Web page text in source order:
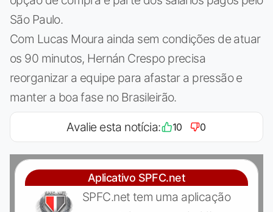
São Paulo.
Com Lucas Moura ainda sem condições de atuar
os 90 minutos, Hernán Crespo precisa
reorganizar a equipe para afastar a pressão e
manter a boa fase no Brasileirão.
Avalie esta notícia: 10 0
Aplicativo SPFC.net
SPFC.net tem uma aplicação